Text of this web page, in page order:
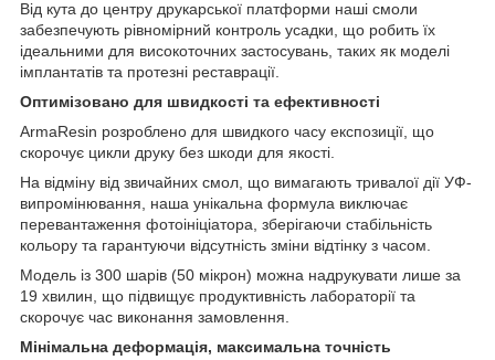
Від кута до центру друкарської платформи наші смоли
забезпечують рівномірний контроль усадки, що робить їх
ідеальними для високоточних застосувань, таких як моделі
імплантатів та протезні реставрації.
Оптимізовано для швидкості та ефективності
ArmaResin розроблено для швидкого часу експозиції, що
скорочує цикли друку без шкоди для якості.
На відміну від звичайних смол, що вимагають тривалої дії УФ-
випромінювання, наша унікальна формула виключає
перевантаження фотоініціатора, зберігаючи стабільність
кольору та гарантуючи відсутність зміни відтінку з часом.
Модель із 300 шарів (50 мікрон) можна надрукувати лише за
19 хвилин, що підвищує продуктивність лабораторії та
скорочує час виконання замовлення.
Мінімальна деформація, максимальна точність